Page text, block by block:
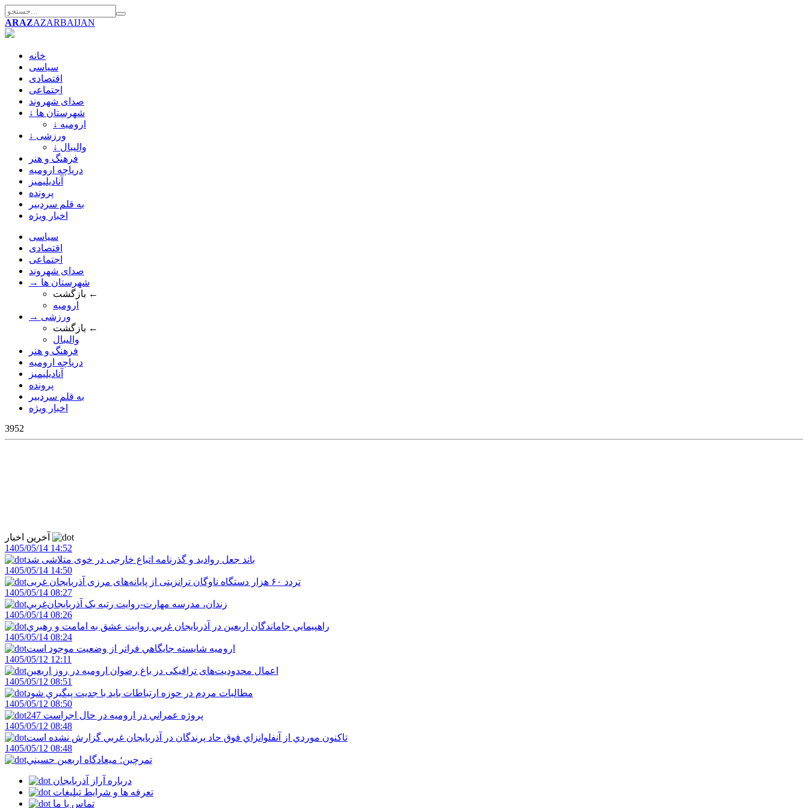
ARAZAZARBAIJAN
خانه
سیاسی
اقتصادی
اجتماعی
صدای شهروند
↓ شهرستان ها
↓ ارومیه
↓ ورزشی
↓ والیبال
فرهنگ و هنر
دریاچه ارومیه
آنادیلیمیز
پرونده
به قلم سردبیر
اخبار ویژه
سیاسی
اقتصادی
اجتماعی
صدای شهروند
→ شهرستان ها
بازگشت ←
ارومیه
→ ورزشی
بازگشت ←
والیبال
فرهنگ و هنر
دریاچه ارومیه
آنادیلیمیز
پرونده
به قلم سردبیر
اخبار ویژه
3952
1405/05/14 14:52
باند جعل روادید و گذرنامه اتباع خارجی در خوی متلاشی شد
1405/05/14 14:50
تردد ۶۰ هزار دستگاه ناوگان ترانزیتی از پایانه‌های مرزی آذربایجان ‌غربی
1405/05/14 08:27
زندان، مدرسه مهارت-روايت رتبه يک آذربايجان‌غربي
1405/05/14 08:26
راهپيمايي جاماندگان اربعين در آذربايجان غربي روايت عشق به امامت و رهبري
1405/05/14 08:24
اروميه شايسته جايگاهي فراتر از وضعيت موجود است
1405/05/12 12:11
اعمال محدودیت‌های ترافیکی در باغ رضوان ارومیه در روز اربعین
1405/05/12 08:51
مطالبات مردم در حوزه ارتباطات بايد با جديت پيگيري شود
1405/05/12 08:50
247 پروژه عمراني در اروميه در حال اجراست
1405/05/12 08:48
تاکنون موردي از آنفلوانزاي فوق حاد پرندگان در آذربايجان غربي گزارش نشده است
1405/05/12 08:48
تمرچين؛ ميعادگاه اربعين حسيني
درباره آراز آذربایجان
تعرفه ها و شرایط تبلیغات
تماس با ما